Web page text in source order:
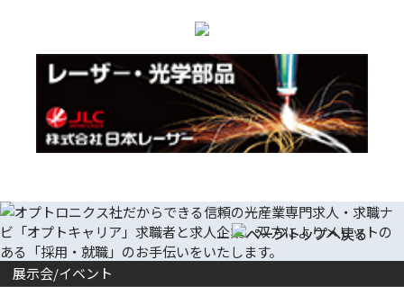
展示会/イベント